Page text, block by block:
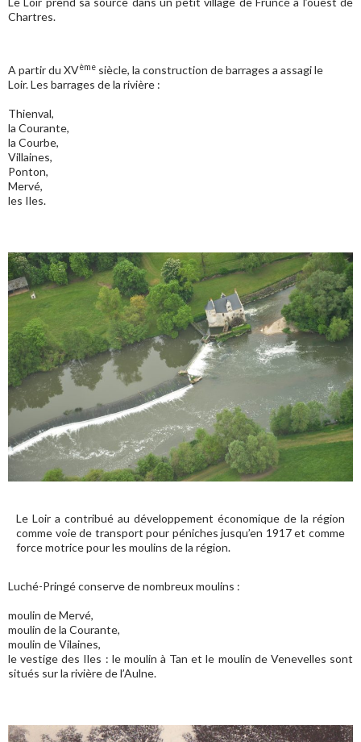
Chartres.
A partir du XVème siècle, la construction de barrages a assagi le
Loir. Les barrages de la rivière :
Thienval,
la Courante,
la Courbe,
Villaines,
Ponton,
Mervé,
les Iles.
Le Loir a contribué au développement économique de la région
comme voie de transport pour péniches jusqu’en 1917 et comme
force motrice pour les moulins de la région.
Luché-Pringé conserve de nombreux moulins :
moulin de Mervé,
moulin de la Courante,
moulin de Vilaines,
le vestige des Iles : le moulin à Tan et le moulin de Venevelles sont
situés sur la rivière de l’Aulne.